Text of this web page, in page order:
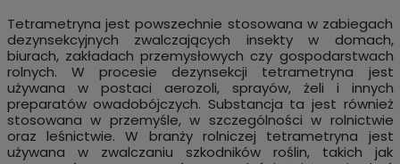
Tetrametryna jest powszechnie stosowana w zabiegach
dezynsekcyjnych zwalczających insekty w domach,
biurach, zakładach przemysłowych czy gospodarstwach
rolnych. W procesie dezynsekcji tetrametryna jest
używana w postaci aerozoli, sprayów, żeli i innych
preparatów owadobójczych. Substancja ta jest również
stosowana w przemyśle, w szczególności w rolnictwie
oraz leśnictwie. W branży rolniczej tetrametryna jest
używana w zwalczaniu szkodników roślin, takich jak